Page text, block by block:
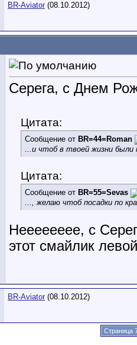
BR-Aviator (08.10.2012)
Серега, с Днем
Цитата:
Сообщение от BR=44=Roman
...и чтоб в твоей жизни были
Цитата:
Сообщение от BR=55=Sevas
..., желаю чтоб посадки по
Нееееееее, с
этот смайлик
BR-Aviator (08.10.2012)
Страница